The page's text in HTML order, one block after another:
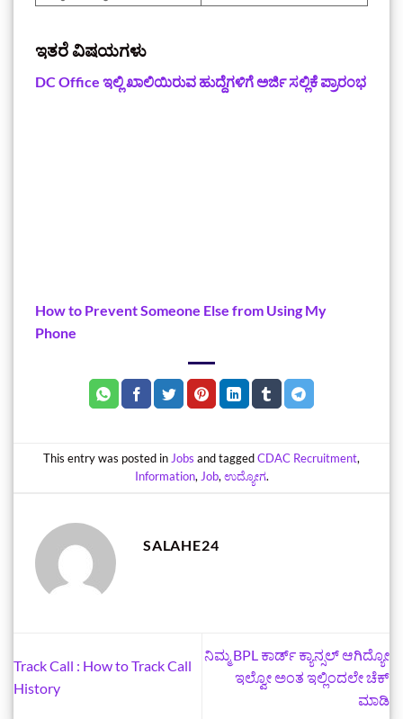
ಇತರೆ ವಿಷಯಗಳು
DC Office ಇಲ್ಲಿ ಖಾಲಿಯಿರುವ ಹುದ್ದೆಗಳಿಗೆ ಅರ್ಜಿ ಸಲ್ಲಿಕೆ ಪ್ರಾರಂಭ
How to Prevent Someone Else from Using My
Phone
This entry was posted in Jobs and taggedCDAC Recruitment,
Information, Job, ಉದ್ಯೋಗ.
SALAHE24
Track Call : How to Track Call
History
ನಿಮ್ಮ BPL ಕಾರ್ಡ್‌ ಕ್ಯಾನ್ಸಲ್‌ ಆಗಿದ್ಯೋ
ಇಲ್ವೋ ಅಂತ ಇಲ್ಲಿಂದಲೇ ಚೆಕ್‌
ಮಾಡಿ